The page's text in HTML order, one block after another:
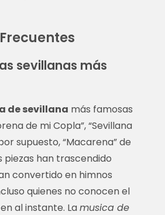
sevillanas más
de sevillana más famosas
de mi Copla”, “Sevillana
supuesto, “Macarena” de
piezas han trascendido
convertido en himnos
quienes no conocen el
al instante. Lamusica de